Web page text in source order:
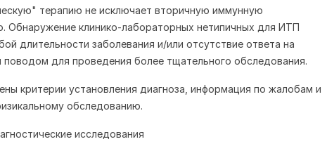
терапию не исключает вторичную иммунную
Обнаружение клинико-лабораторных нетипичных для ИТП
длительности заболевания и/или отсутствие ответа на
поводом для проведения более тщательного обследования.
критерии установления диагноза, информация по жалобам и
обследованию.
исследования